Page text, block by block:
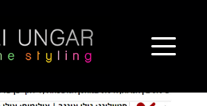
design/articles/0,14563,L-3086971,00.html